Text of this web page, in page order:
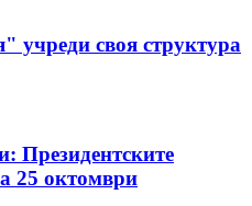
учреди своя структура
Президентските
25 октомври